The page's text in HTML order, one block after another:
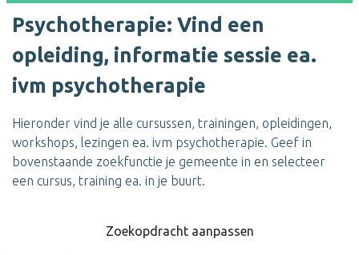
Psychotherapie: Vind een
opleiding, informatie sessie ea.
ivm psychotherapie
Hieronder vind je alle cursussen, trainingen, opleidingen,
workshops, lezingen ea. ivm psychotherapie. Geef in
bovenstaande zoekfunctie je gemeente in en selecteer
een cursus, training ea. in je buurt.
Zoekopdracht aanpassen